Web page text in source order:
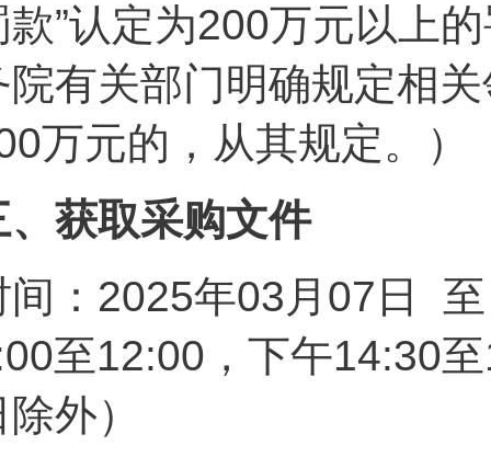
款”认定为200万元以上
院有关部门明确规定相
万元的，从其规定。）
、获取采购文件
间：2025年03月07日
至12:00，下午14:30
外）